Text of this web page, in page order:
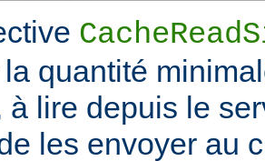
quantité
à lire depuis le
les envoyer au